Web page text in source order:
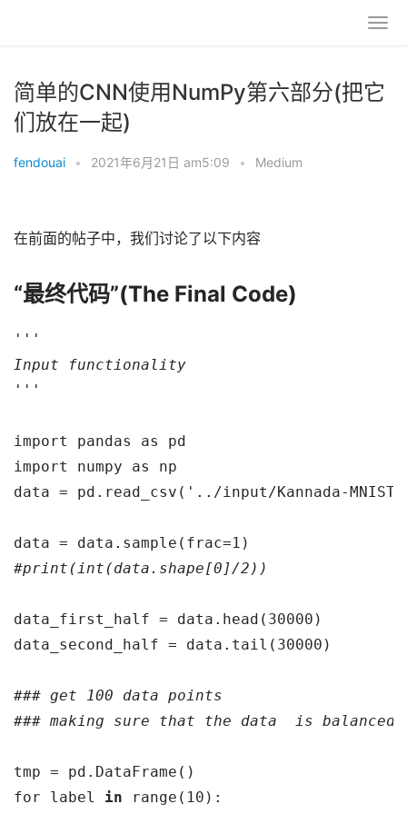
简单的CNN使用NumPy第六部分(把它
们放在一起)
fendouai • 2021年6月21日 am5:09 • Medium
在前面的帖子中，我们讨论了以下内容
“最终代码”(The Final Code)
'''
Input functionality
'''
import pandas as pd
import numpy as np
data = pd.read_csv('../input/Kannada-
data = data.sample(frac=1)
#print(int(data.shape[0]/2))
data_first_half = data.head(30000)
data_second_half = data.tail(30000)
### get 100 data points
### making sure that the data  is balanced
tmp = pd.DataFrame()
for label in range(10):